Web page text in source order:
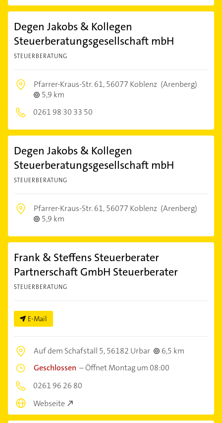
Degen Jakobs & Kollegen
Steuerberatungsgesellschaft mbH
STEUERBERATUNG
Pfarrer-Kraus-Str. 61,56077 Koblenz (Arenberg)
5,9 km
0261 98 30 33 50
Degen Jakobs & Kollegen
Steuerberatungsgesellschaft mbH
STEUERBERATUNG
Pfarrer-Kraus-Str. 61,56077 Koblenz (Arenberg)
5,9 km
Frank & Steffens Steuerberater
Partnerschaft GmbH Steuerberater
STEUERBERATUNG
E-Mail
Auf dem Schafstall 5,56182 Urbar
6,5 km
Geschlossen –Öffnet Montag um 08:00
0261 96 26 80
Webseite